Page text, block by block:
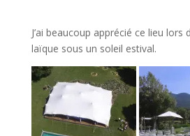
J’ai beaucoup apprécié ce lieu lors
laïque sous un soleil estival.